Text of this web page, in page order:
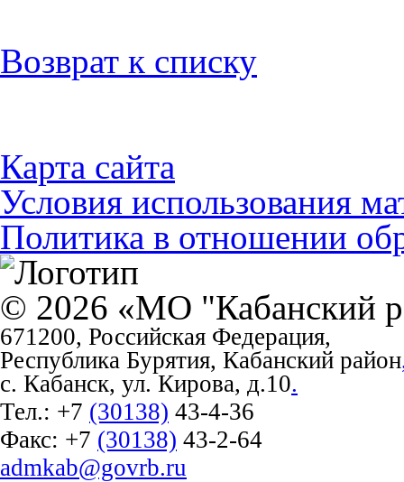
Возврат к списку
Карта сайта
Условия использования
Политика в отношении
© 2026 «МО "Кабанский
671200, Российская Федерация,
Республика Бурятия, Кабанский район
с. Кабанск, ул. Кирова, д.10.
Тел.: +7 (30138) 43-4-36
Факс: +7 (30138) 43-2-64
admkab@govrb.ru